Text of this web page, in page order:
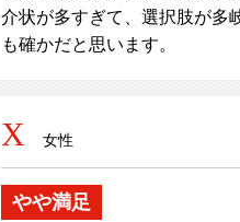
介状が多すぎて、選択肢が多
も確かだと思います。
X 女性
やや満足